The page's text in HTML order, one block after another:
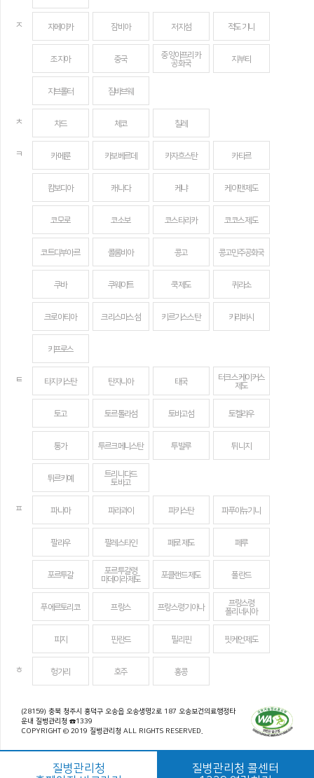
ㅈ 자메이카 잠비아 저지섬 적도 기니
조지아 중국
중앙아프리카
공화국
지부티
지브롤터 짐바브웨
ㅊ 차드 체코 칠레
ㅋ 카메룬 카보베르데 카자흐스탄 카타르
캄보디아 캐나다 케냐 케이맨 제도
코모로 코소보 코스타리카 코코스 제도
코트디부아르 콜롬비아 콩고 콩고민주공화국
쿠바 쿠웨이트 쿡 제도 퀴라소
크로아티아 크리스마스섬 키르기스스탄 키리바시
키프로스
ㅌ 타지키스탄 탄자니아 태국
터크스 케이커스
제도
토고 토르톨라섬 토바고섬 토켈라우
통가 투르크메니스탄 투발루 튀니지
튀르키예
트리니다드
토바고
ㅍ 파나마 파라과이 파키스탄 파푸아뉴기니
팔라우 팔레스타인 페로 제도 페루
포르투갈
포르투갈령
마데이라 제도
포클랜드 제도 폴란드
푸에르토리코 프랑스 프랑스령 기아나
프랑스령
폴리네시아
피지 핀란드 필리핀 핏케언 제도
ㅎ 헝가리 호주 홍콩
(28159) 충북 청주시 흥덕구 오송읍 오송생명2로 187 오송보건의료행정타
운내 질병관리청 ☎1339
COPYRIGHT © 2019 질병관리청 ALL RIGHTS RESERVED.
질병관리청
질병관리청 콜센터